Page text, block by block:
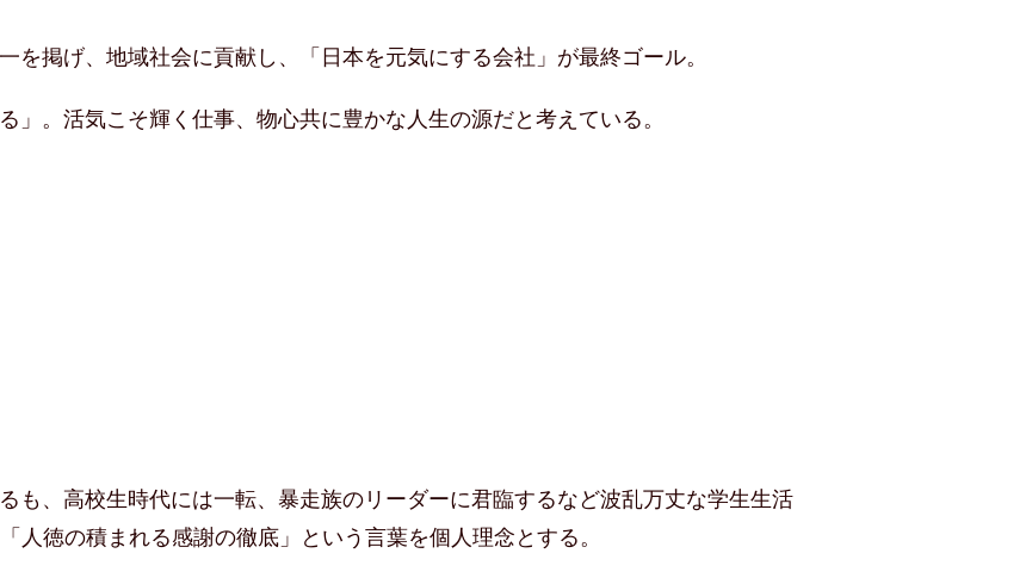
を掲げ、地域社会に貢献し、「日本を元気にする会社」が最終ゴール。
」。活気こそ輝く仕事、物心共に豊かな人生の源だと考えている。
も、高校生時代には一転、暴走族のリーダーに君臨するなど波乱万丈な学生生活
人徳の積まれる感謝の徹底」という言葉を個人理念とする。